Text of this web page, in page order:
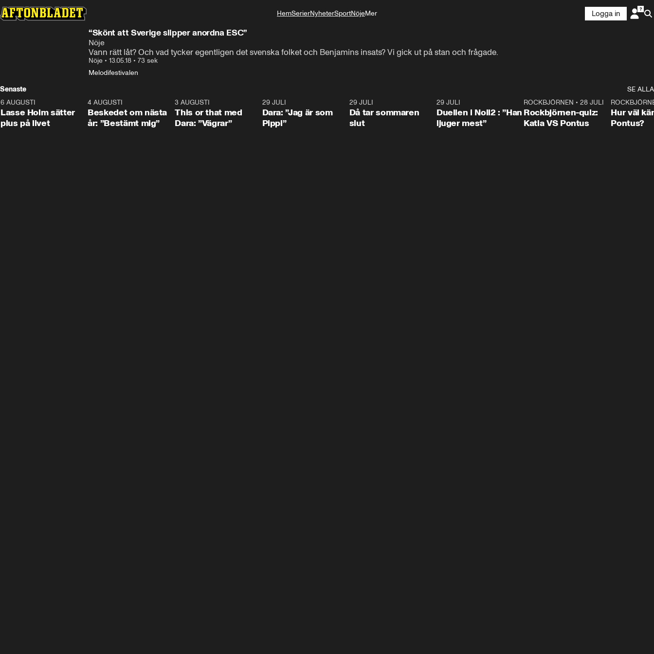
HemSerierNyheterSportNöjeMer
Logga in
“Skönt att Sverige slipper anordna ESC”
Nöje
Vann rätt låt? Och vad tycker egentligen det svenska folket och Benjamins insats? Vi gick ut på stan och frågade.
Nöje • 13.05.18 • 73 sek
Melodifestivalen
Senaste
SE ALLA
1:04
6 AUGUSTI
Lasse Holm sätter
plus på livet
0:24
4 AUGUSTI
Beskedet om nästa
år: ”Bestämt mig”
3 AUGUSTI
This or that med
Dara: ”Vägrar”
29 JULI
Dara: ”Jag är som
Pippi”
29 JULI
Då tar sommaren
slut
29 JULI
Duellen i Noll2 : ”Han
ljuger mest”
0:15
ROCKBJÖRNEN •28 JULI
Rockbjörnen-quiz:
Katia VS Pontus
Hur väl
Pontus?